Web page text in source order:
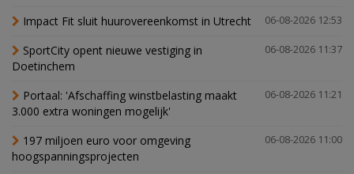
06-08-2026 12:53
Impact Fit sluit huurovereenkomst in Utrecht
06-08-2026 11:37
SportCity opent nieuwe vestiging in
Doetinchem
06-08-2026 11:21
Portaal: 'Afschaffing winstbelasting maakt
3.000 extra woningen mogelijk'
06-08-2026 11:00
197 miljoen euro voor omgeving
hoogspanningsprojecten